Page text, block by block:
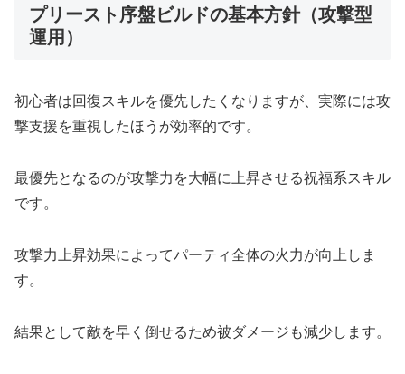
プリースト序盤ビルドの基本方針（攻撃型
運用）
初心者は回復スキルを優先したくなりますが、実際には攻
撃支援を重視したほうが効率的です。
最優先となるのが攻撃力を大幅に上昇させる祝福系スキル
です。
攻撃力上昇効果によってパーティ全体の火力が向上しま
す。
結果として敵を早く倒せるため被ダメージも減少します。